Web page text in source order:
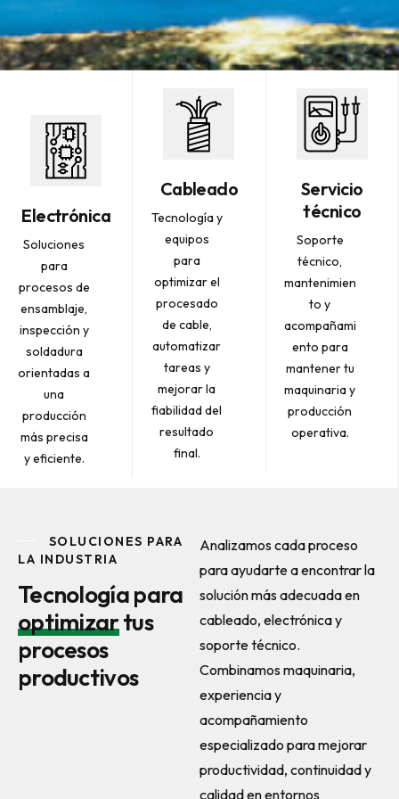
Electrónica
Soluciones
para
procesos de
ensamblaje,
inspección y
soldadura
orientadas a
una
producción
más precisa
y eficiente.
Cableado
Tecnología y
equipos
para
optimizar el
procesado
de cable,
automatizar
tareas y
mejorar la
fiabilidad del
resultado
final.
Servicio
técnico
Soporte
técnico,
mantenimien
to y
acompañami
ento para
mantener tu
maquinaria y
producción
operativa.
SOLUCIONES PARA
LA INDUSTRIA
Tecnología para
optimizartus
procesos
productivos
Analizamos cada proceso
para ayudarte a encontrar la
solución más adecuada en
cableado, electrónica y
soporte técnico.
Combinamos maquinaria,
experiencia y
acompañamiento
especializado para mejorar
productividad, continuidad y
calidad en entornos